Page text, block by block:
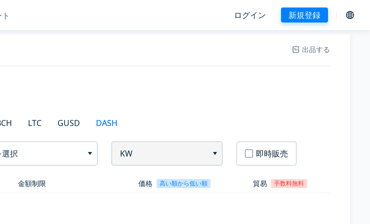
ログイン 新規登録
出品する
LTC GUSD DASH
択 KW 即時販売
金額制限 価格 高い順から低い順 貿易 手数料無料